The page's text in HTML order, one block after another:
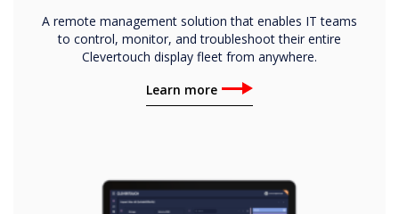
A remote management solution that enables IT teams
to control, monitor, and troubleshoot their entire
Clevertouch display fleet from anywhere.
Learn more